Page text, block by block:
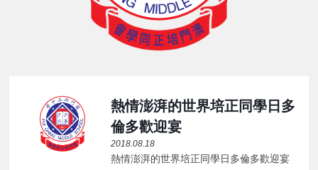
熱情澎湃的世界培正同學日多
倫多歡迎宴
2018.08.18
熱情澎湃的世界培正同學日多倫多歡迎宴